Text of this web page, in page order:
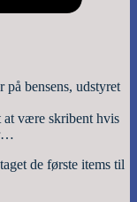
på bensens, udstyret
at være skribent hvis
de første items til